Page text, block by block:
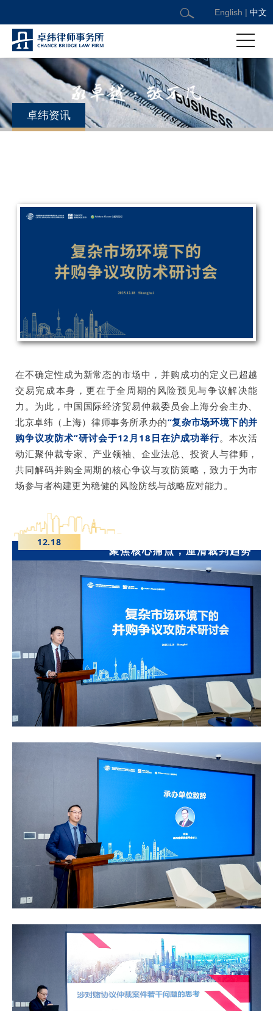
English | 中文
卓纬资讯
在不确定性成为新常态的市场中，并购成功的定义已超越
交易完成本身，更在于全周期的风险预见与争议解决能
力。为此，中国国际经济贸易仲裁委员会上海分会主办、
北京卓纬（上海）律师事务所承办的“复杂市场环境下的并
购争议攻防术”研讨会于12月18日在沪成功举行。本次活
动汇聚仲裁专家、产业领袖、企业法总、投资人与律师，
共同解码并购全周期的核心争议与攻防策略，致力于为市
场参与者构建更为稳健的风险防线与战略应对能力。
12.18
聚焦核心痛点，厘清裁判趋势